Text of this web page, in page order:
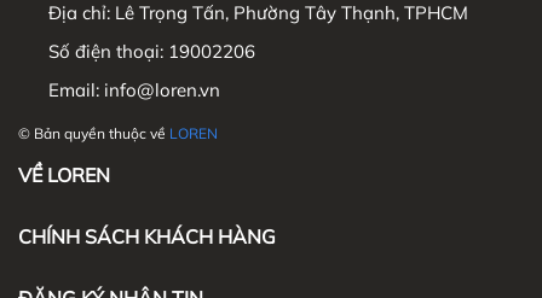
Địa chỉ: Lê Trọng Tấn, Phường Tây Thạnh, TPHCM
Số điện thoại: 19002206
Email: info@loren.vn
© Bản quyền thuộc về LOREN
VỀ LOREN
CHÍNH SÁCH KHÁCH HÀNG